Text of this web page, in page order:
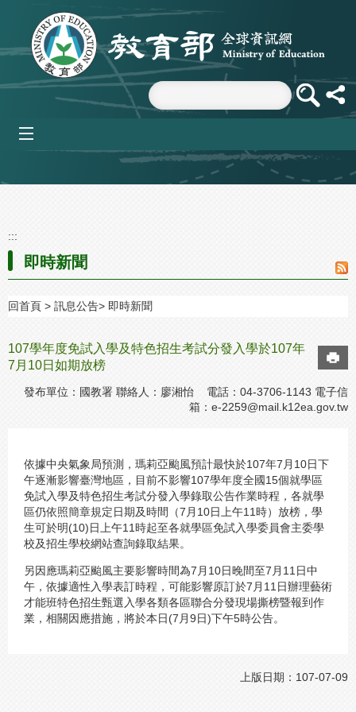
跳到主要內容區塊
:::
即時新聞
回首頁 訊息公告 即時新聞
107學年度免試入學及特色招生考試分發入學於107年
7月10日如期放榜
發布單位：國教署 聯絡人：廖湘怡 電話：04-3706-1143 電子信
箱： e-2259@mail.k12ea.gov.tw
依據中央氣象局預測，瑪莉亞颱風預計最快於107年7月10日下
午逐漸影響臺灣地區，目前不影響107學年度全國15個就學區
免試入學及特色招生考試分發入學錄取公告作業時程，各就學
區仍依照簡章規定日期及時間（7月10日上午11時）放榜，學
生可於明(10)日上午11時起至各就學區免試入學委員會主委學
校及招生學校網站查詢錄取結果。
另因應瑪莉亞颱風主要影響時間為7月10日晚間至7月11日中
午，依據適性入學表訂時程，可能影響原訂於7月11日辦理藝術
才能班特色招生甄選入學各類各區聯合分發現場撕榜暨報到作
業，相關因應措施，將於本日(7月9日)下午5時公告。
上版日期：107-07-09